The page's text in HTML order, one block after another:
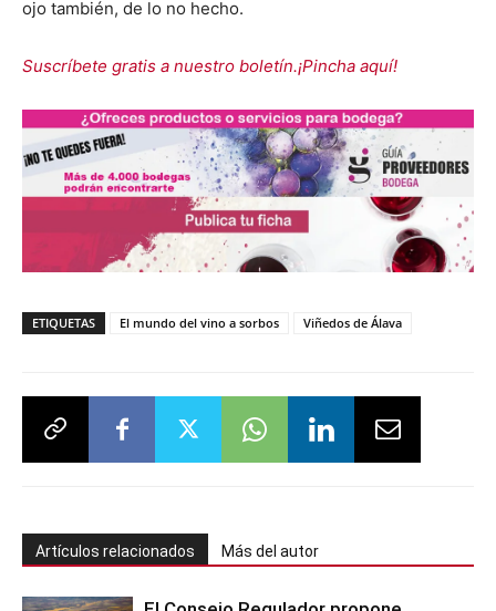
ojo también, de lo no hecho.
Suscríbete gratis a nuestro boletín.¡Pincha aquí!
ETIQUETAS El mundo del vino a sorbos Viñedos de Álava
Artículos relacionados Más del autor